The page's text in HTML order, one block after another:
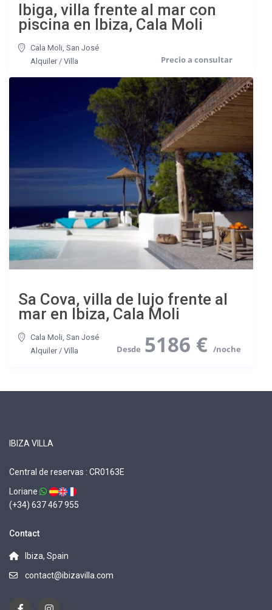
Ibiga, villa frente al mar con
piscina en Ibiza, Cala Moli
Cala Moli,San José
Alquiler/Villa
5186 €
Sa Cova, villa de lujo frente al
mar en Ibiza, Cala Moli
Cala Moli ,San José
Alquiler/Villa
IBIZA VILLA
Central de reservas : CR0163E
Loriane
(+34) 637 467 955
Contact
Ibiza, Spain
contact@ibizavilla.com